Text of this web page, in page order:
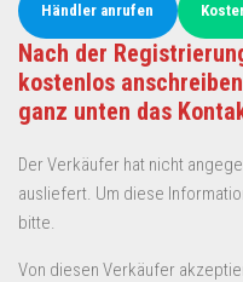
Händler anrufen
Nach der
kostenlos
ganz unten das
Der Verkäufer hat nicht
ausliefert. Um diese
bitte.
Von diesen Verkäufer